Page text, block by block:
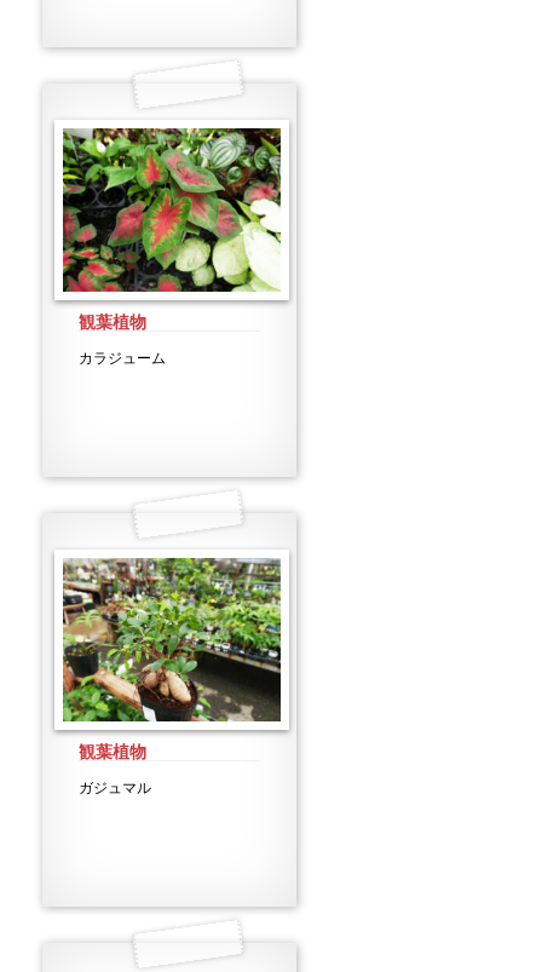
観葉植物
カラジューム
観葉植物
ガジュマル